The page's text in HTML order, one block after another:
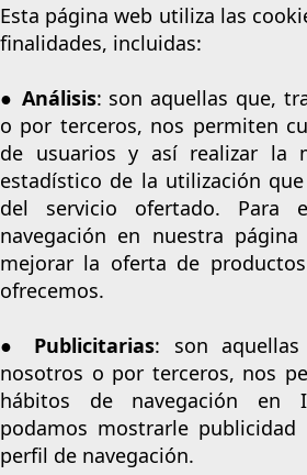
Esta página web utiliza las
finalidades, incluidas:
● Análisis: son aquellas que,
o por terceros, nos permiten
de usuarios y así realizar la
estadístico de la utilización
del servicio ofertado. Para
navegación en nuestra
mejorar la oferta de
ofrecemos.
● Publicitarias: son
nosotros o por terceros, nos
hábitos de navegación en
podamos mostrarle publicidad
perfil de navegación.